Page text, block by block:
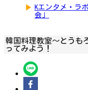
▶ Kエンタメ・ラ
会」
韓国料理教室〜とうも
ってみよう！